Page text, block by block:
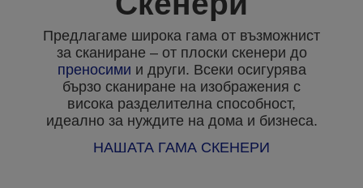
Предлагаме широка гама от възможнист
за сканиране – от плоски скенери до
преносими и други. Всеки осигурява
бързо сканиране на изображения с
висока разделителна способност,
идеално за нуждите на дома и бизнеса.
НАШАТА ГАМА СКЕНЕРИ